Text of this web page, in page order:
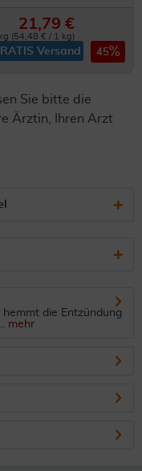
21,79 €
(54,48 € / 1 kg)
Versand 45
Sie bitte die
Ärztin, Ihren Arzt
die Entzündung
mehr